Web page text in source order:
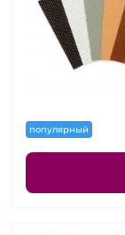
популярный